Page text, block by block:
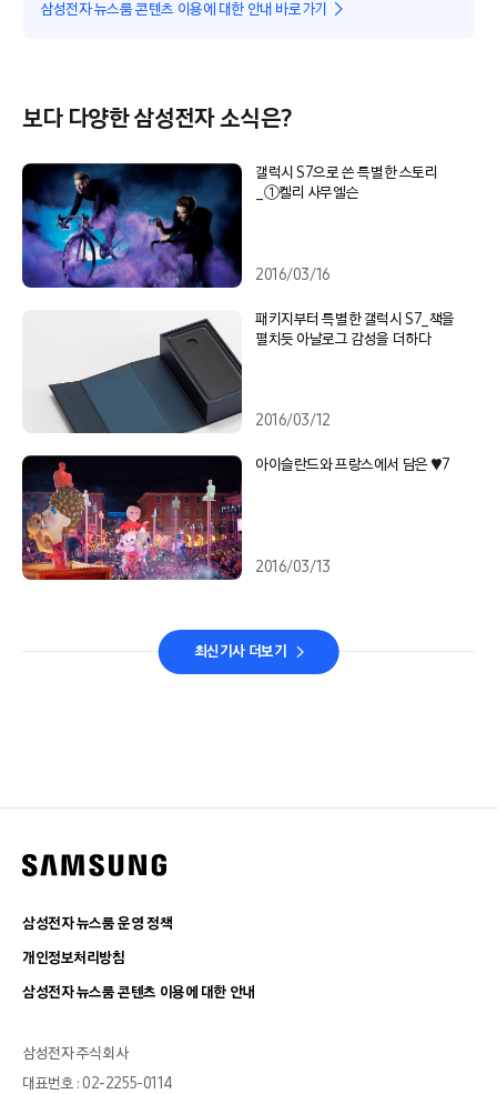
삼성전자 뉴스룸 콘텐츠 이용에 대한 안내 바로가기
보다 다양한 삼성전자 소식은?
갤럭시 S7으로 쓴 특별한 스토리
_①켈리 사무엘슨
2016/03/16
패키지부터 특별한 갤럭시 S7_책을
펼치듯 아날로그 감성을 더하다
2016/03/12
아이슬란드와 프랑스에서 담은 ♥7
2016/03/13
최신기사 더보기
삼성전자 뉴스룸 운영 정책
개인정보처리방침
삼성전자 뉴스룸 콘텐츠 이용에 대한 안내
삼성전자 주식회사
대표번호 : 02-2255-0114